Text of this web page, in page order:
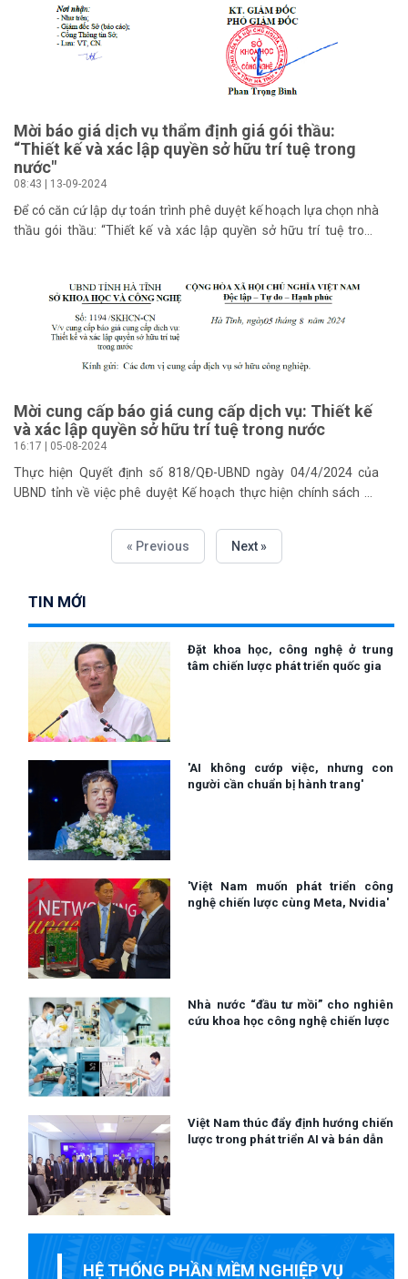
Mời báo giá dịch vụ thẩm định giá gói thầu:
“Thiết kế và xác lập quyền sở hữu trí tuệ trong
nước"
08:43 | 13-09-2024
Để có căn cứ lập dự toán trình phê duyệt kế hoạch lựa chọn nhà
thầu gói thầu: “Thiết kế và xác lập quyền sở hữu trí tuệ trong
định giá gửi báo giá chi phí thẩm định giá gói thầu nêu trên và hồ
sơ năng lực thẩm định giá của đơn vị về Sở Khoa học và ông
nghệ Hà Tĩnh trước 17 giờ ngày 16/9/2024 theo địa chỉ: số 142
Trần Phú thành phố Hà Tĩnh tỉnh Hà Tĩnh. Thông tin chi tiết xin
liên hệ: Bà Uông Thị Kim Dung - Chuyên viên phòng Quản lý ông
thoại: 0918639976. Rất mong nhận được sự hợp tác của Quý
đơn vị./.
Mời cung cấp báo giá cung cấp dịch vụ: Thiết kế
và xác lập quyền sở hữu trí tuệ trong nước
16:17 | 05-08-2024
Thực hiện Quyết định số 818/QĐ-UBND ngày 04/4/2024 của
UBND tỉnh về việc phê duyệt Kế hoạch thực hiện chính sách hỗ
Khoa học và Công nghệ triển khai thực hiện nội dung Hỗ trợ thiết
kế và xác lập quyền sở hữu trí tuệ trong nước.
« Previous Next »
TIN MỚI
Đặt khoa học, công nghệ ở trung
tâm chiến lược phát triển quốc gia
'AI không cướp việc, nhưng con
người cần chuẩn bị hành trang'
'Việt Nam muốn phát triển công
nghệ chiến lược cùng Meta, Nvidia'
Nhà nước “đầu tư mồi” cho nghiên
cứu khoa học công nghệ chiến lược
Việt Nam thúc đẩy định hướng chiến
lược trong phát triển AI và bán dẫn
HỆ THỐNG PHẦN MỀM NGHIỆP VỤ